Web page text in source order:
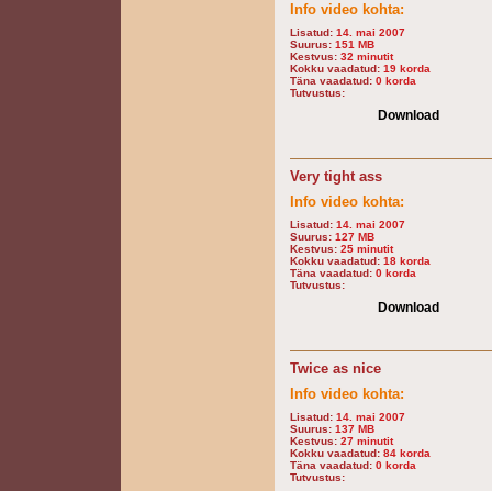
Info video kohta:
Lisatud: 14. mai 2007
Suurus: 151 MB
Kestvus: 32 minutit
Kokku vaadatud: 19 korda
Täna vaadatud: 0 korda
Tutvustus:
Download
Very tight ass
Info video kohta:
Lisatud: 14. mai 2007
Suurus: 127 MB
Kestvus: 25 minutit
Kokku vaadatud: 18 korda
Täna vaadatud: 0 korda
Tutvustus:
Download
Twice as nice
Info video kohta:
Lisatud: 14. mai 2007
Suurus: 137 MB
Kestvus: 27 minutit
Kokku vaadatud: 84 korda
Täna vaadatud: 0 korda
Tutvustus: